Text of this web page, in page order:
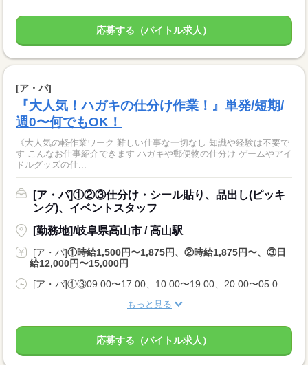
応募する（バイトル求人）
[ア・パ]
『大人気！ハガキの仕分け作業！』単発/短期/
週0〜何でもOK！
《大人気の軽作業ワーク 難しい仕事な一切なし 知識や経験は不要で
す こんなお仕事紹介できます ハガキや郵便物の仕分け ゲームやアイ
ドルグッズの仕...
[ア・パ]①②③仕分け・シール貼り、品出し(ピッキ
ング)、イベントスタッフ
[勤務地]/岐阜県高山市 / 高山駅
[ア・パ]①時給1,500円〜1,875円、②時給1,875円〜、③日
給12,000円〜15,000円
もっと見る
応募する（バイトル求人）